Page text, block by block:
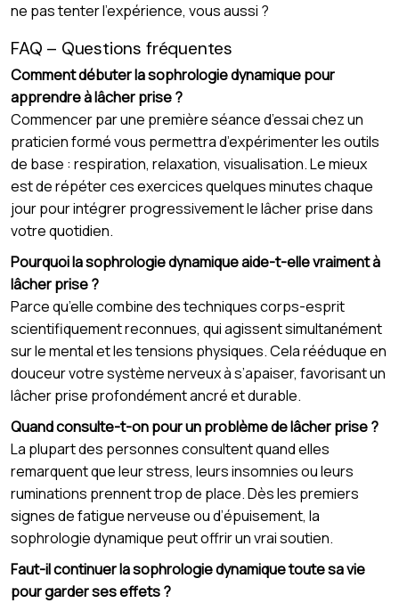
ne pas tenter l’expérience, vous aussi ?
FAQ – Questions fréquentes
Comment débuter la sophrologie dynamique pour
apprendre à lâcher prise ?
Commencer par une première séance d’essai chez un
praticien formé vous permettra d’expérimenter les outils
de base : respiration, relaxation, visualisation. Le mieux
est de répéter ces exercices quelques minutes chaque
jour pour intégrer progressivement le lâcher prise dans
votre quotidien.
Pourquoi la sophrologie dynamique aide-t-elle vraiment à
lâcher prise ?
Parce qu’elle combine des techniques corps-esprit
scientifiquement reconnues, qui agissent simultanément
sur le mental et les tensions physiques. Cela rééduque en
douceur votre système nerveux à s’apaiser, favorisant un
lâcher prise profondément ancré et durable.
Quand consulte-t-on pour un problème de lâcher prise ?
La plupart des personnes consultent quand elles
remarquent que leur stress, leurs insomnies ou leurs
ruminations prennent trop de place. Dès les premiers
signes de fatigue nerveuse ou d’épuisement, la
sophrologie dynamique peut offrir un vrai soutien.
Faut-il continuer la sophrologie dynamique toute sa vie
pour garder ses effets ?